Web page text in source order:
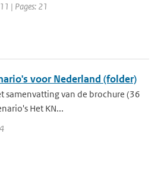
| Pages: 21
voor Nederland (folder)
samenvatting van de brochure (36
Het KN...